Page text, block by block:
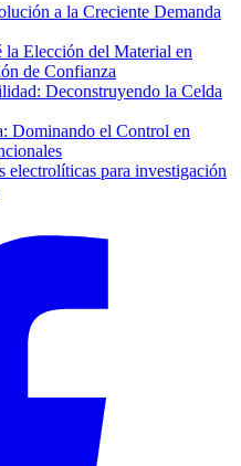
a la Creciente Demanda
Elección del Material en
de Confianza
Deconstruyendo la Celda
Dominando el Control en
electrolíticas para investigación